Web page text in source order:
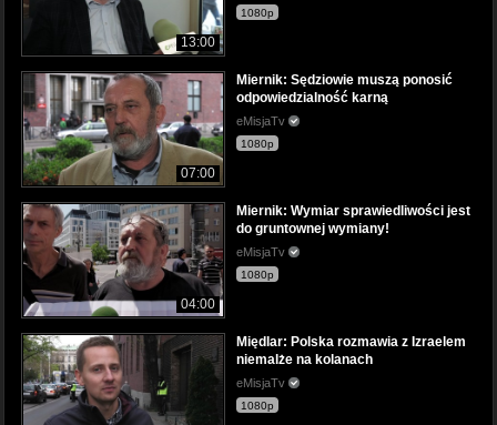
13:00
1080p
07:00
Miernik: Sędziowie muszą ponosić
odpowiedzialność karną
eMisjaTv
1080p
04:00
Miernik: Wymiar sprawiedliwości jest
do gruntownej wymiany!
eMisjaTv
1080p
Międlar: Polska rozmawia z Izraelem
niemalże na kolanach
eMisjaTv
1080p